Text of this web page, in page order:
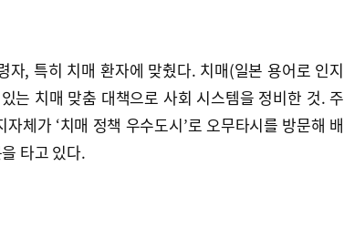
자, 특히 치매 환자에 맞췄다. 치매(일본 용어로 인지
는 치매 맞춤 대책으로 사회 시스템을 정비한 것. 주
체가 ‘치매 정책 우수도시’로 오무타시를 방문해 배
타고 있다.